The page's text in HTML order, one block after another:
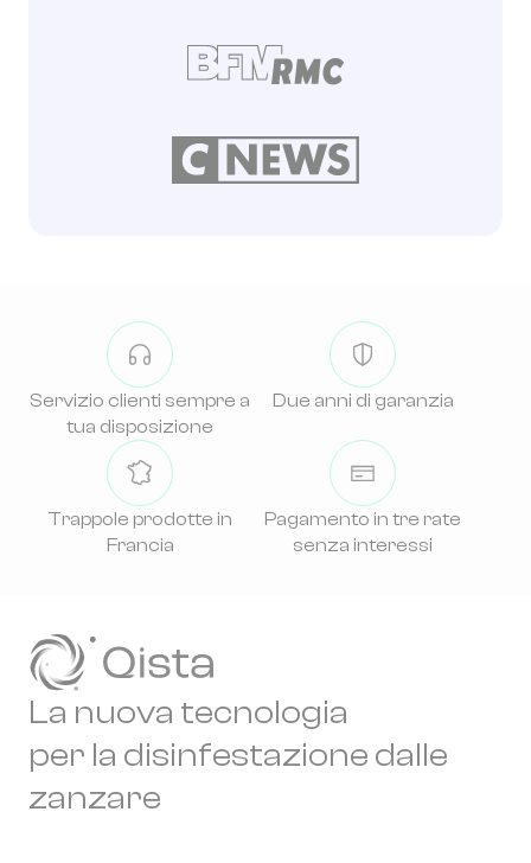
Servizio clienti sempre a
tua disposizione
Due anni di garanzia
Trappole prodotte in
Francia
Pagamento in tre rate
senza interessi
La nuova tecnologia
per la disinfestazione dalle
zanzare